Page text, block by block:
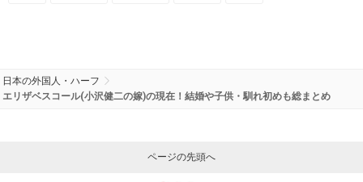
日本の外国人・ハーフ
エリザベスコール(小沢健二の嫁)の現在！結婚や子供・馴れ初めも総まとめ
ページの先頭へ